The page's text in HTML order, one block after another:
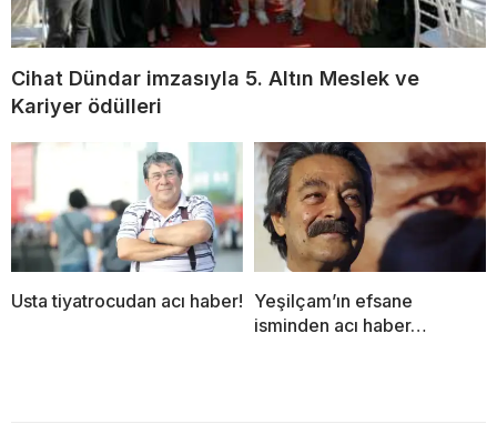
Cihat Dündar imzasıyla 5. Altın Meslek ve
Kariyer ödülleri
Usta tiyatrocudan acı haber! Yeşilçam’ın efsane
isminden acı haber…